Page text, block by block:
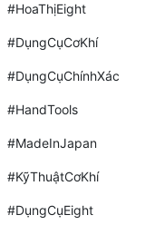
#HoaThịEight
#DụngCụCơKhí
#DụngCụChínhXác
#HandTools
#MadeInJapan
#KỹThuậtCơKhí
#DụngCụEight